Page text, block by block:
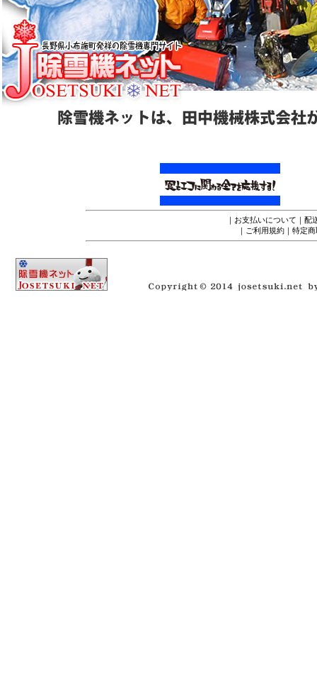
｜ お支払いについて ｜ 配
｜ ご利用規約 ｜ 特定